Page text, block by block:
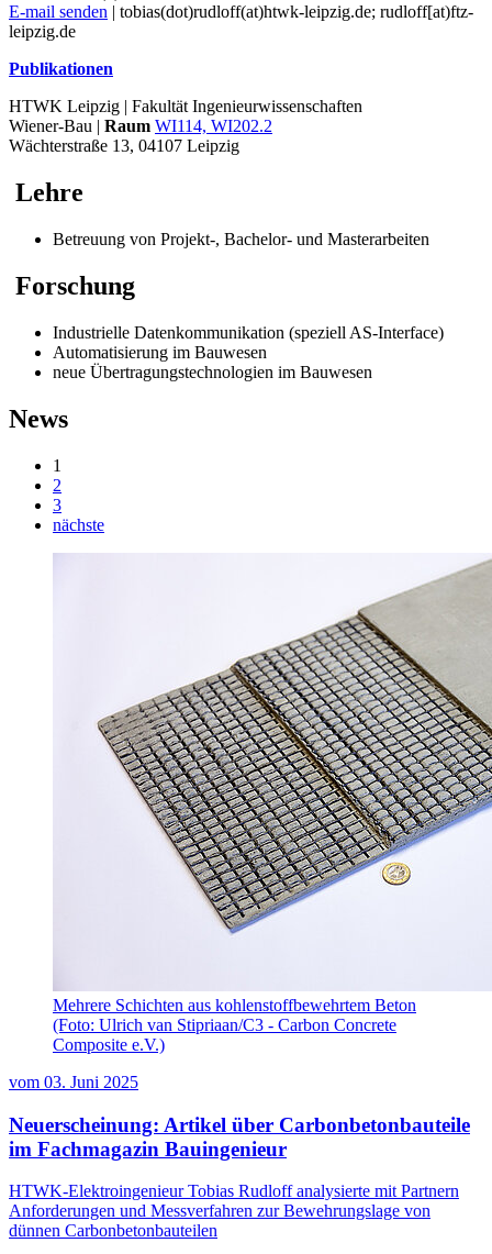
E-mail senden | tobias(dot)rudloff(at)htwk-leipzig.de; rudloff[at)ftz-
leipzig.de
Publikationen
HTWK Leipzig | Fakultät Ingenieurwissenschaften
Wiener-Bau | Raum WI114, WI202.2
Wächterstraße 13, 04107 Leipzig
Lehre
Betreuung von Projekt-, Bachelor- und Masterarbeiten
Forschung
Industrielle Datenkommunikation (speziell AS-Interface)
Automatisierung im Bauwesen
neue Übertragungstechnologien im Bauwesen
News
1
2
3
nächste
Mehrere Schichten aus kohlenstoffbewehrtem Beton
(Foto: Ulrich van Stipriaan/C3 - Carbon Concrete
Composite e.V.)
vom 03. Juni 2025
Neuerscheinung: Artikel über Carbonbetonbauteile
im Fachmagazin Bauingenieur
HTWK-Elektroingenieur Tobias Rudloff analysierte mit Partnern
Anforderungen und Messverfahren zur Bewehrungslage von
dünnen Carbonbetonbauteilen